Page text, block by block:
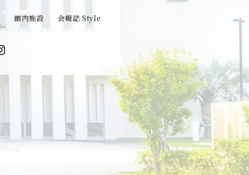
館内施設 会報誌 Style